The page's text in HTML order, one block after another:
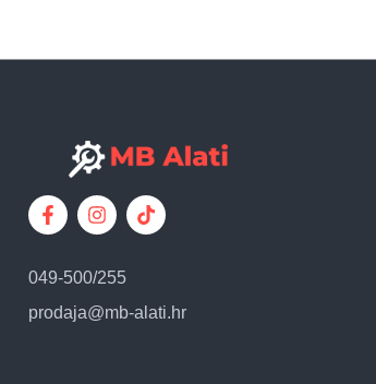
049-500/255
prodaja@mb-alati.hr